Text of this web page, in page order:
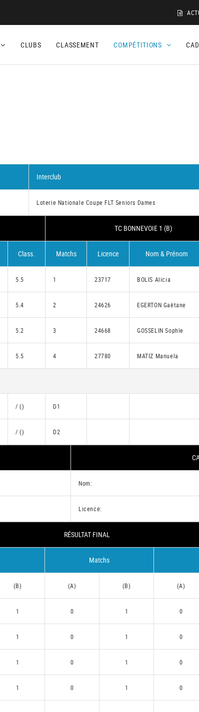
CLUBS CLASSEMENT COMPÉTITIONS
Interclub
Loterie Nationale Coupe FLT Seniors Dames
TC BONNEVOIE 1 (B)
Class. Matchs Licence Nom & Prénom
5.5 1 23717 BOLIS Alicia
5.4 2 24626 EGERTON Gaëtane
5.2 3 24668 GOSSELIN Sophîe
5.5 4 27780 MATIZ Manuela
/ () D1
/ () D2
Nom:
Licence:
RÉSULTAT FINAL
Matchs
(B) (A) (B) (A)
1 0 1 0
1 0 1 0
1 0 1 0
1 0 1 0